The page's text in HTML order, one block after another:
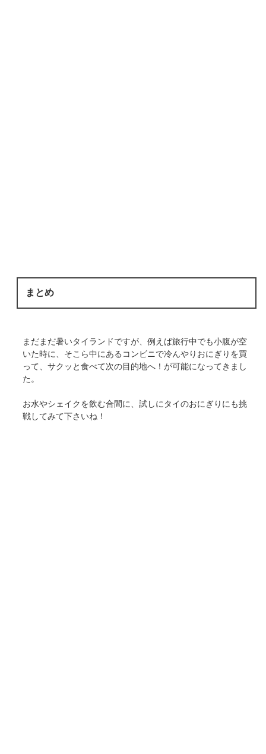
まとめ
まだまだ暑いタイランドですが、例えば旅行中でも小腹が空
いた時に、そこら中にあるコンビニで冷んやりおにぎりを買
って、サクッと食べて次の目的地へ！が可能になってきまし
た。
お水やシェイクを飲む合間に、試しにタイのおにぎりにも挑
戦してみて下さいね！